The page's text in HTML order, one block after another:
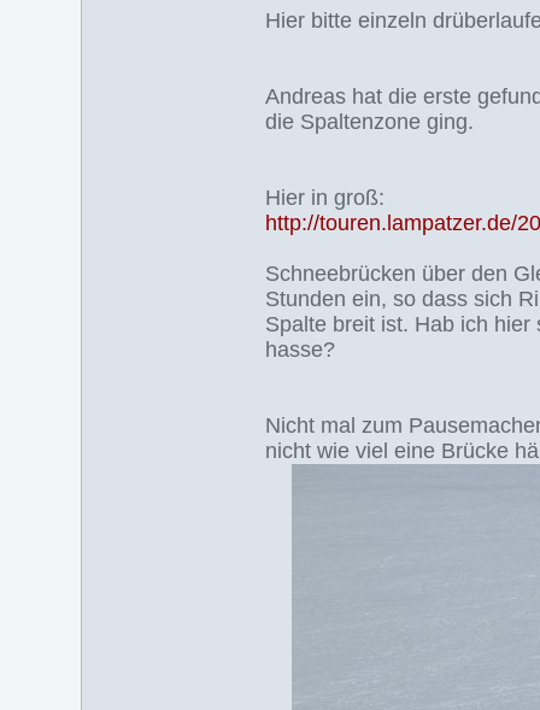
Hier bitte einzeln
Andreas hat die erste
die Spaltenzone ging.
Hier in groß:
http://touren.lampatzer.de/
Schneebrücken über den
Stunden ein, so dass sich
Spalte breit ist. Hab ich
hasse?
Nicht mal zum
nicht wie viel eine Brücke